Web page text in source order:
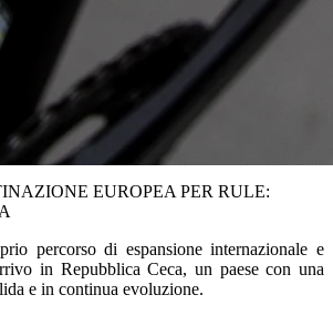
EUROPEA PER RULE:
percorso di espansione internazionale e
in Repubblica Ceca, un paese con una
e in continua evoluzione.